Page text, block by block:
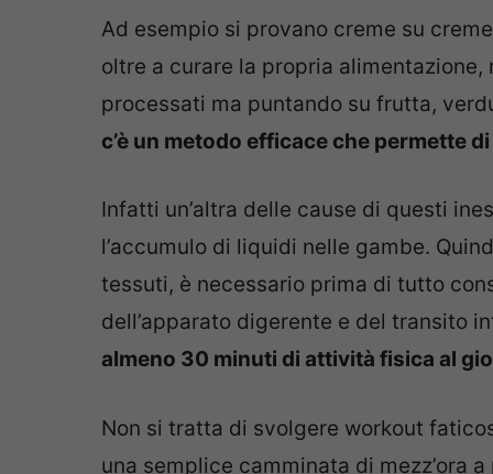
Ad esempio si provano creme su
oltre a curare la propria
processati ma puntando su frutta,
c’è un metodo efficace che permette
Infatti un’altra delle cause di questi
l’accumulo di liquidi nelle gambe.
tessuti, è necessario prima di tutto
dell’apparato digerente e del transito
almeno 30 minuti di attività fisica al
Non si tratta di svolgere workout
una semplice camminata di mezz’ora